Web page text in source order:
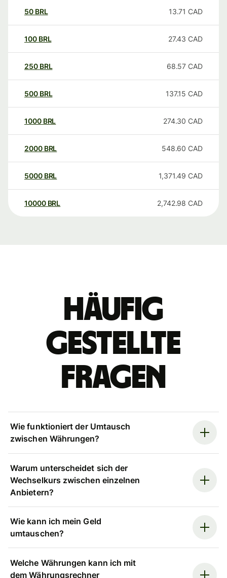
50 BRL 13.71 CAD
100 BRL 27.43 CAD
250 BRL 68.57 CAD
500 BRL 137.15 CAD
1000 BRL 274.30 CAD
2000 BRL 548.60 CAD
5000 BRL 1,371.49 CAD
10000 BRL 2,742.98 CAD
Häufig
gestellte
Fragen
Wie funktioniert der Umtausch
zwischen Währungen?
Warum unterscheidet sich der
Wechselkurs zwischen einzelnen
Anbietern?
Wie kann ich mein Geld
umtauschen?
Welche Währungen kann ich mit
dem Währungsrechner